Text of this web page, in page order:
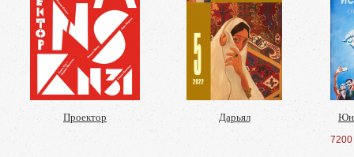
Проектор Дарьял
7200